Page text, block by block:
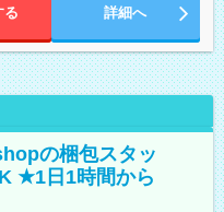
る 詳細へ
の梱包スタッ
★1日1時間から